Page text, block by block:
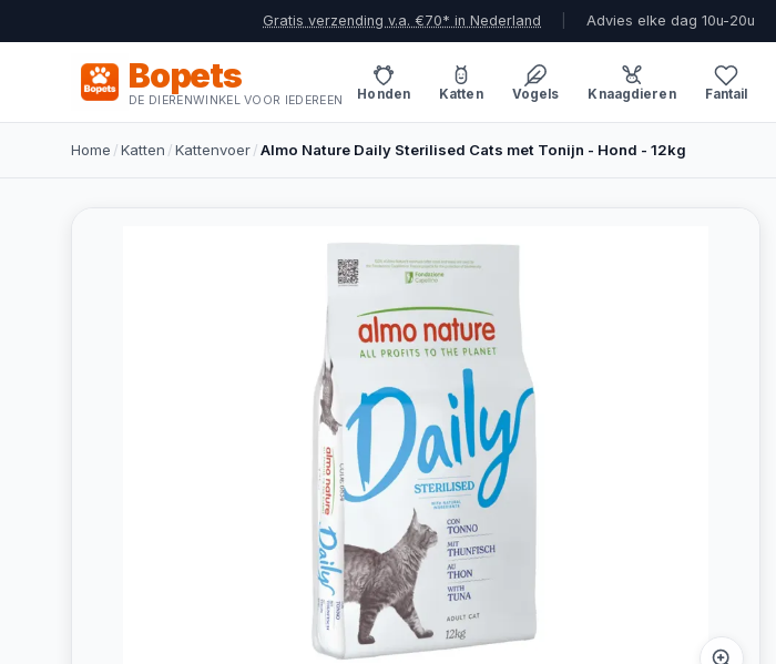
Gratis verzending v.a. €70* in Nederland Advies elke dag 10u-20u
Bopets
DE DIERENWINKEL VOOR IEDEREEN Honden Katten Vogels Knaagdieren Fantail
Home /Katten /Kattenvoer/Almo Nature Daily Sterilised Cats met Tonijn - Hond - 12kg